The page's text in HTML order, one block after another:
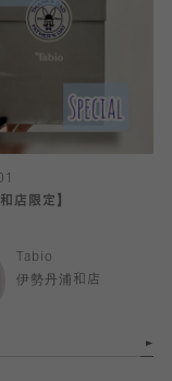
店限定】
Tabio
伊勢丹浦和店